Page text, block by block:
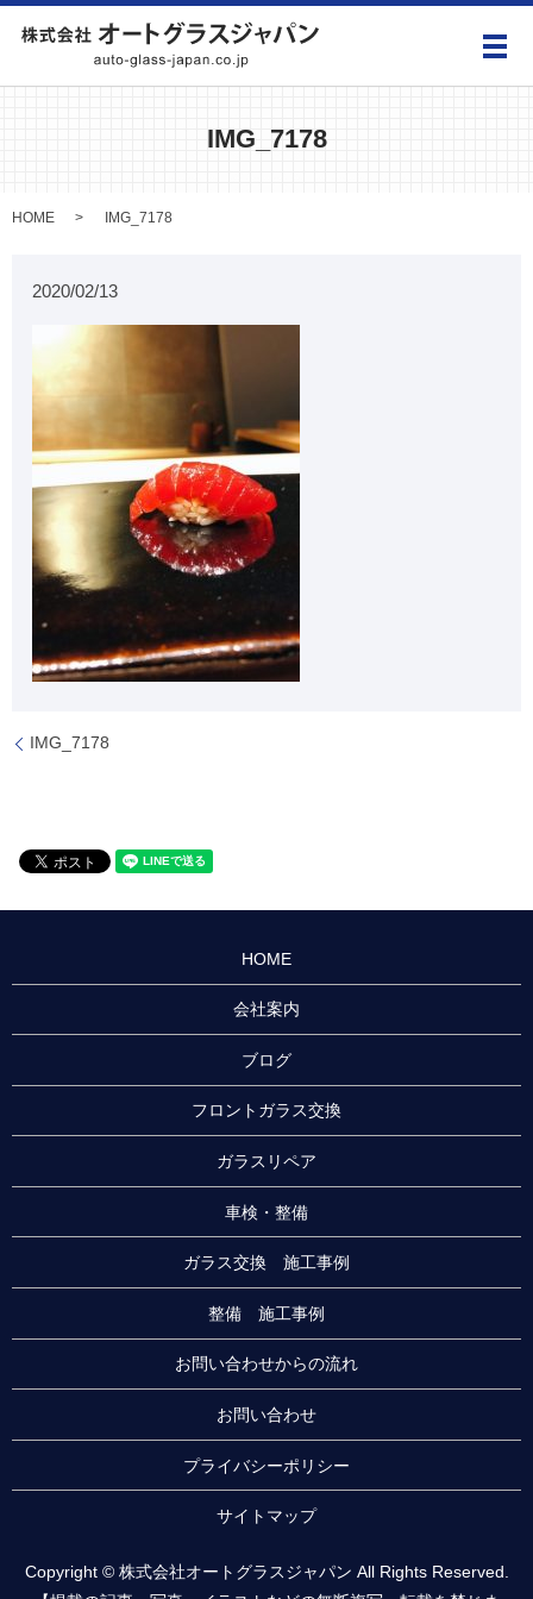
メ
IMG_7178
HOME IMG_7178
2020/02/13
IMG_7178
HOME
会社案内
ブログ
フロントガラス交換
ガラスリペア
車検・整備
ガラス交換 施工事例
整備 施工事例
お問い合わせからの流れ
お問い合わせ
プライバシーポリシー
サイトマップ
Copyright © 株式会社オートグラスジャパン All Rights Reserved.